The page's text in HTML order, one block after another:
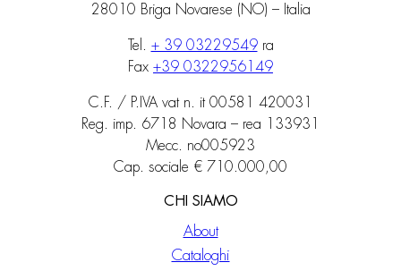
28010 Briga Novarese (NO) – Italia
Tel. + 39 03229549ra
Fax +39 0322956149
C.F. / P.IVA vat n. it 00581 420031
Reg. imp. 6718 Novara – rea 133931
Mecc. no005923
Cap. sociale € 710.000,00
CHI SIAMO
About
Cataloghi